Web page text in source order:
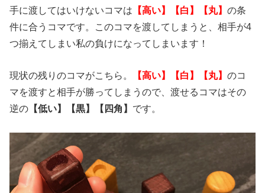
手に渡してはいけないコマは 【高い】【白】【丸】の条
件に合うコマです。このコマを渡してしまうと、相手が4
つ揃えてしまい私の負けになってしまいます！
現状の残りのコマがこちら。 【高い】【白】【丸】のコ
マを渡すと相手が勝ってしまうので、渡せるコマはその
逆の 【低い】【黒】【四角】 です。